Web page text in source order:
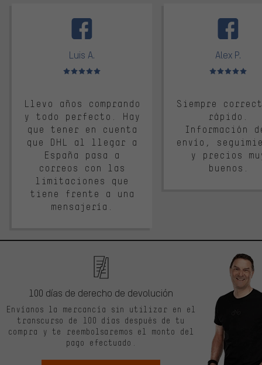
Luis A.
Valoración media: 5 de 5
Llevo años comprando
y todo perfecto. Hay
que tener en cuenta
que DHL al llegar a
España pasa a
correos con las
limitaciones que
tiene frente a una
mensajería.
Alex P.
Valoración
Siempre
rápido.
Información
envío,
y precios
buenos.
100 días de derecho de devolución
Envíanos la mercancía sin utilizar en el
transcurso de 100 días después de tu
compra y te reembolsaremos el monto del
pago efectuado.